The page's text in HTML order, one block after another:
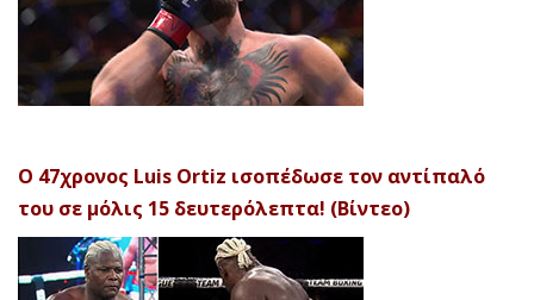
Ο 47χρονος Luis Ortiz ισοπέδωσε τον αντίπαλό
του σε μόλις 15 δευτερόλεπτα! (Βίντεο)